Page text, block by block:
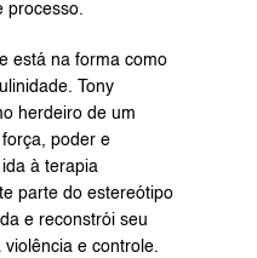
processo.
está na forma como
Tony
herdeiro de um
poder e
à terapia
parte do estereótipo
e reconstrói seu
e controle.